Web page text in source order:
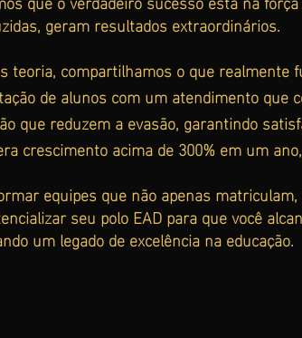
geram resultados extraordinários.
teoria, compartilhamos o que realmente
de alunos com um atendimento que
que reduzem a evasão, garantindo
crescimento acima de 300% em um
equipes que não apenas
seu polo EAD para que você
um legado de excelência na educação.